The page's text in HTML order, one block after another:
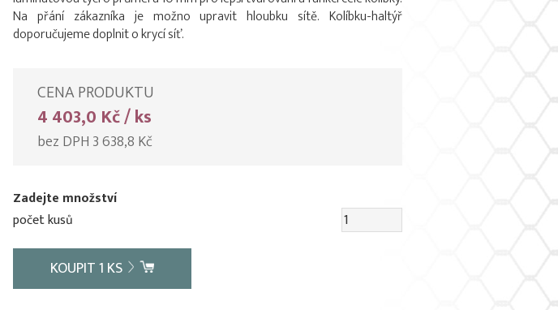
Na přání zákazníka je možno upravit hloubku sítě. Kolíbku-haltýř
doporučujeme doplnit o krycí síť.
CENA PRODUKTU
4 403,0 Kč / ks
bez DPH 3 638,8 Kč
Zadejte množství
počet kusů
KOUPIT1 KS